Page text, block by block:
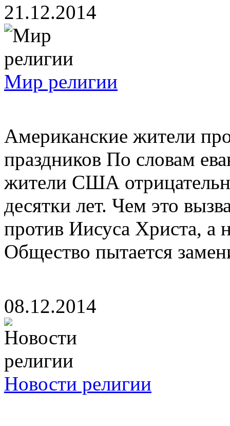
21.12.2014
Мир религии
Американские жители
праздников По словам
жители США
десятки лет. Чем это
против Иисуса Христа, а
Общество пытается
08.12.2014
Новости религии